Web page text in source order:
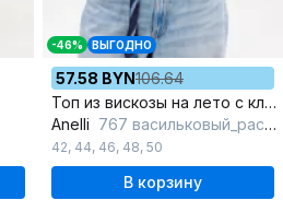
-46% ВЫГОДНО
57.58 BYN106.64
Топ из вискозы на лето с классической посадкой и комфортом
Anelli 767 васильковый_рассвет
42, 44, 46, 48, 50
В корзину